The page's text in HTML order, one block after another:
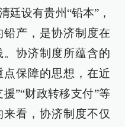
廷设有贵州“铅本”，
产，是协济制度在
协济制度所蕴含的
保障的思想，在近
”“财政转移支付”等
看，协济制度不仅